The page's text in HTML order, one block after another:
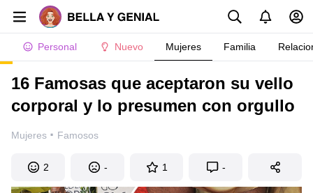
Personal Nuevo Mujeres Familia
16 Famosas que aceptaron su vello
corporal y lo presumen con orgullo
Mujeres · Famosos
2 - 1 -